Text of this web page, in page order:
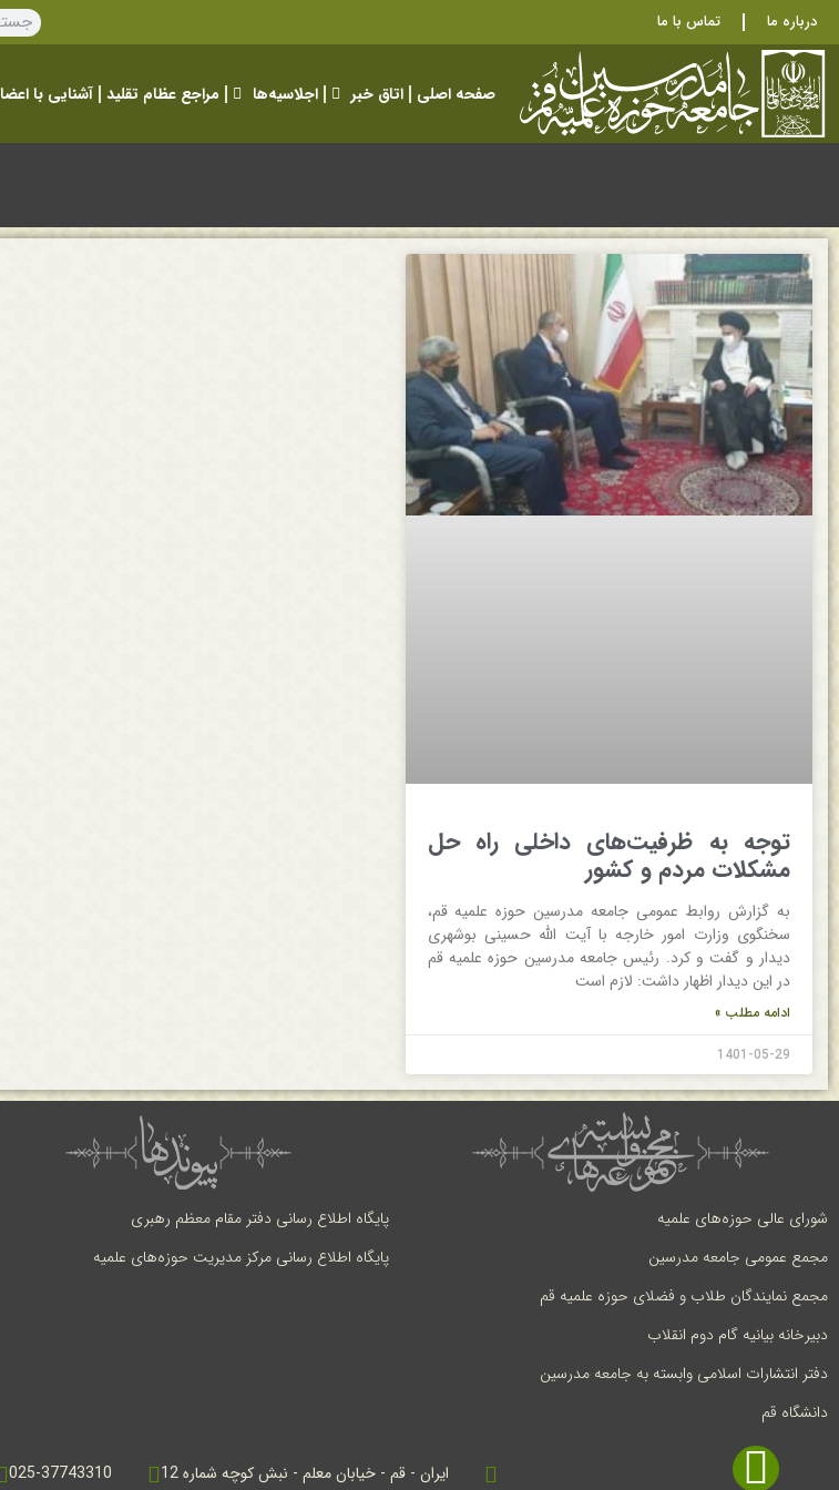
درباره ما تماس با ما
صفحه اصلی اتاق خبر اجلاسیه‌ها مراجع عظام تقلید آشنایی با اعضا
توجه به ظرفیت‌های داخلی راه حل
مشکلات مردم و کشور
به گزارش روابط عمومی جامعه مدرسین حوزه علمیه قم،
سخنگوی وزارت امور خارجه با آیت الله حسینی بوشهری
دیدار و گفت و کرد. رئیس جامعه مدرسین حوزه علمیه قم
در این دیدار اظهار داشت: لازم است
ادامه مطلب »
1401-05-29
شورای عالی حوزه‌های علمیه
مجمع عمومی جامعه مدرسین
مجمع نمایندگان طلاب و فضلای حوزه علمیه قم
دبیرخانه بیانیه گام دوم انقلاب
دفتر انتشارات اسلامی وابسته به جامعه مدرسین
دانشگاه قم
پایگاه اطلاع رسانی دفتر مقام معظم رهبری
پایگاه اطلاع رسانی مرکز مدیریت حوزه‌های علمیه
ایران - قم - خیابان معلم - نبش کوچه شماره 12 025-37743310